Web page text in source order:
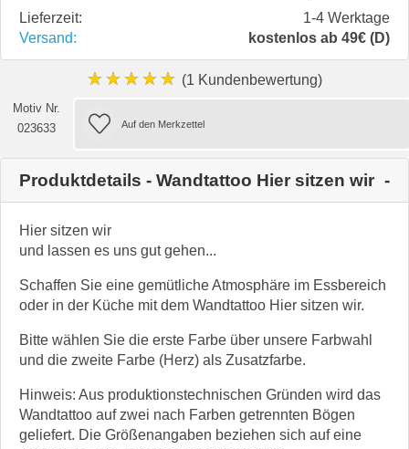
Lieferzeit:
1-4 Werktage
Versand:
kostenlos ab 49€ (D)
★★★★★ (1 Kundenbewertung)
Motiv Nr.
023633
Produktdetails - Wandtattoo Hier sitzen wir
Hier sitzen wir
und lassen es uns gut gehen...
Schaffen Sie eine gemütliche Atmosphäre im Essbereich
oder in der Küche mit dem Wandtattoo Hier sitzen wir.
Bitte wählen Sie die erste Farbe über unsere Farbwahl
und die zweite Farbe (Herz) als Zusatzfarbe.
Hinweis: Aus produktionstechnischen Gründen wird das
Wandtattoo auf zwei nach Farben getrennten Bögen
geliefert. Die Größenangaben beziehen sich auf eine